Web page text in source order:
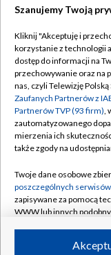
Abonament TVP
Emisja w TVP
Centrum
Naziemna
Rada Programowa
System NOS
Informacje o
Program dla prasy
Szanujemy Twoją
Kliknij "Akceptuję i
korzystanie z technologii
dostęp do informacji na
przechowywanie oraz na
nas, czyli Telewizję
Zaufanych Partnerów z
Partnerów TVP (93 firm),
zautomatyzowanego
mierzenia ich
także zgody na
Twoje dane osobowe
poszczególnych serwisów
zapisywane za pomocą
WWW lub innych
ruchu w Internecie.